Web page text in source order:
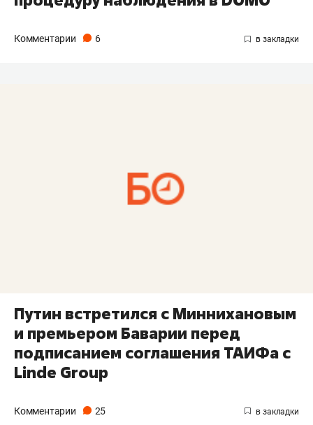
Комментарии 6
Путин встретился с Миннихановым
и премьером Баварии перед
подписанием соглашения ТАИФа с
Linde Group
Комментарии 25